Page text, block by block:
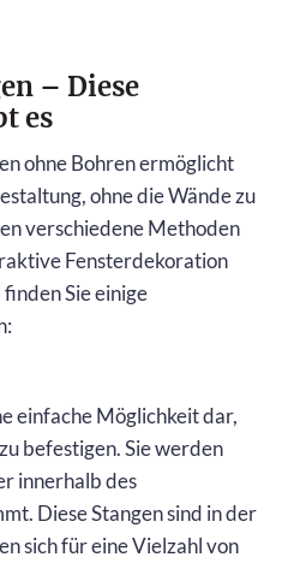
– Diese
es
ohne Bohren ermöglicht
ohne die Wände zu
verschiedene Methoden
Fensterdekoration
Sie einige
einfache Möglichkeit dar,
befestigen. Sie werden
innerhalb des
Diese Stangen sind in der
sich für eine Vielzahl von